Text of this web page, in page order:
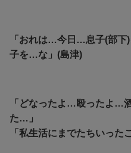
「おれは…今日…息子(部
子を…な」(島津)
「どなったよ…殴ったよ…
た…」
「私生活にまでたちいっ